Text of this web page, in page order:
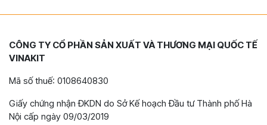
CÔNG TY CỔ PHẦN SẢN XUẤT VÀ THƯƠNG MẠI QUỐC TẾ
VINAKIT
Mã số thuế: 0108640830
Giấy chứng nhận ĐKDN do Sở Kế hoạch Đầu tư Thành phố Hà
Nội cấp ngày 09/03/2019